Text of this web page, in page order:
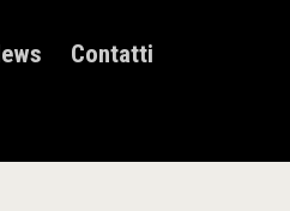
Contatti